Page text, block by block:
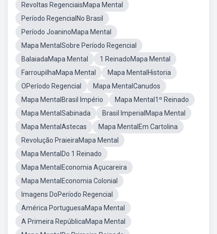
Revoltas RegenciaisMapa Mental
Período RegencialNo Brasil
Período JoaninoMapa Mental
Mapa MentalSobre Período Regencial
BalaiadaMapa Mental
1 ReinadoMapa Mental
FarroupilhaMapa Mental
Mapa MentalHistoria
OPeríodo Regencial
Mapa MentalCanudos
Mapa MentalBrasil Império
Mapa Mental1º Reinado
Mapa MentalSabinada
Brasil ImperialMapa Mental
Mapa MentalAstecas
Mapa MentalEm Cartolina
Revolução PraieiraMapa Mental
Mapa MentalDo 1 Reinado
Mapa MentalEconomia Açucareira
Mapa MentalEconomia Colonial
Imagens DoPeríodo Regencial
América PortuguesaMapa Mental
A Primeira RepúblicaMapa Mental